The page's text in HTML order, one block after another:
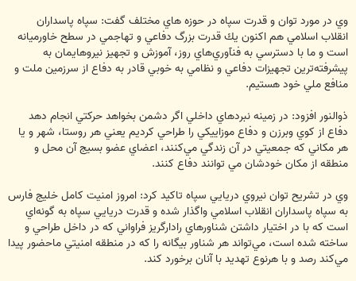
وي در مورد توان و قدرت سپاه در حوزه هاي مختلف گفت: سپاه پاسداران
انقلاب اسلامي هم اكنون يك قدرت بزرگ دفاعي و تهاجمي در سطح خاورميانه
است و ما با دسترسي به فنآوري‌هاي روز، آموزش و تجهيز نيروهايمان به
پيشرفته‌ترين تجهيزات دفاعي و نظامي به خوبي قادر به دفاع از سرزمين ملت و
منافع ملي خود هستيم.
ذوالنور افزود: در زمينه نبردهاي داخلي اگر دشمن بخواهد حركتي انجام دهد
دفاع از كوي وبرزن و دفاع موزاييكي را طراحي كرديم يعني هر روستا، شهر و يا
هر مكاني كه جمعيتي در آن زندگي مي‌كنند، اعضاي عضو بسيج آن محل و
منطقه از مكان خودشان مي توانند دفاع كنند.
وي در تشريح توان نيروي دريايي سپاه تاكيد كرد: امروز امنيت كامل خليج فارس
به سپاه پاسداران انقلاب اسلامي واگذار شده و قدرت دريايي سپاه به گونه‌اي
است كه با در اختيار داشتن شناورهاي رادارگريز فراواني كه در داخل طراحي و
ساخته شده است، مي‌تواند هر شناور بيگانه را كه در منطقه امنيتي ماحضور پيدا
مي‌كند رصد و با هرنوع تهديد با آنان برخورد كند.